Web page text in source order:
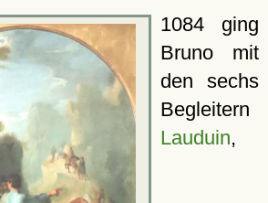
1084 ging
Bruno mit
den sechs
Begleitern
Lauduin,